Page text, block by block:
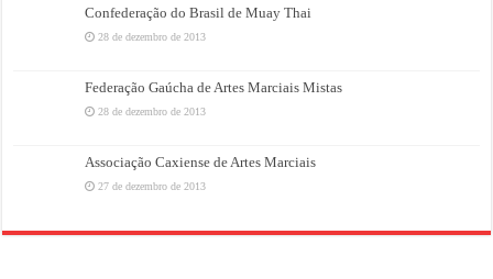
Confederação do Brasil de Muay Thai
28 de dezembro de 2013
Federação Gaúcha de Artes Marciais Mistas
28 de dezembro de 2013
Associação Caxiense de Artes Marciais
27 de dezembro de 2013